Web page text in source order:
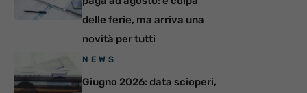
delle ferie, ma arriva una
novità per tutti
NEWS
Giugno 2026: data scioperi,